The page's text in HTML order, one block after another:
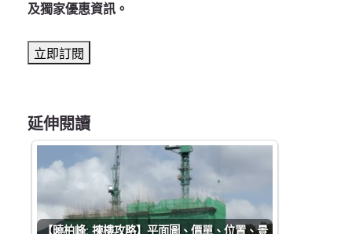
及獨家優惠資訊。
延伸閱讀
【曉柏峰: 揀樓攻略】平面圖、價單、位置、景